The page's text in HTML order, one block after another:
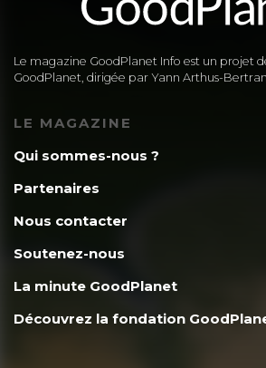
Le magazine GoodPlanet Info est un projet
GoodPlanet, dirigée par Yann Arthus-
LE MAGAZINE
Qui sommes-nous ?
Partenaires
Nous contacter
Soutenez-nous
La minute GoodPlanet
Découvrez la fondation